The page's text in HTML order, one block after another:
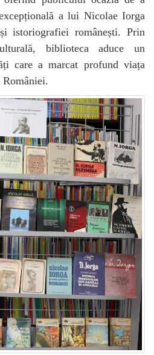
a lui Nicolae Iorga
istoriografiei românești. Prin
biblioteca aduce un
care a marcat profund viața
României.